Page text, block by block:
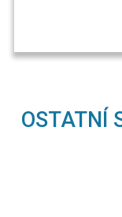
OSTATNÍ